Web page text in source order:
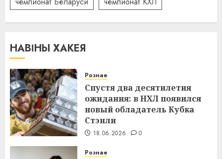
НАВІНЫ ХАКЕЯ
Рознае
Спустя два десятилетия
ожидания: в НХЛ появился
новый обладатель Кубка
Стэнли
18.06.2026 0
Рознае